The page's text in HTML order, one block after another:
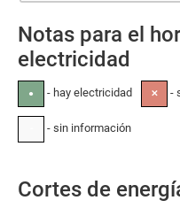
Notas para el
electricidad
● - hay electricidad ✕ -
- sin información
Cortes de